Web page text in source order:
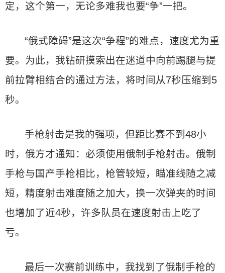
定，这个第一，无论多难我也要“争”一把。
“俄式障碍”是这次“争程”的难点，速度尤为重
要。为此，我钻研摸索出在迷道中向前踢腿与提
前拉臂相结合的通过方法，将时间从7秒压缩到5
秒。
手枪射击是我的强项，但距比赛不到48小
时，俄方才通知：必须使用俄制手枪射击。俄制
手枪与国产手枪相比，枪管较短，瞄准线随之减
短，精度射击难度随之加大，换一次弹夹的时间
也增加了近4秒，许多队员在速度射击上吃了
亏。
最后一次赛前训练中，我找到了俄制手枪的